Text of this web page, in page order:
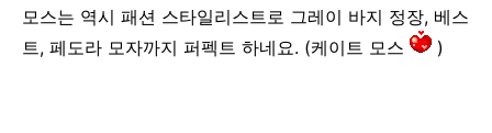
모스는 역시 패션 스타일리스트로 그레이 바지 정장, 베스
트, 페도라 모자까지 퍼펙트 하네요. (케이트 모스
)